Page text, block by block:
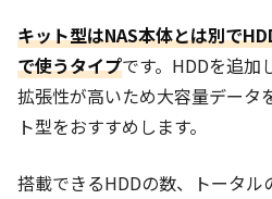
キット型はNAS本体とは別で
で使うタイプです。HDDを追加
拡張性が高いため大容量データ
ト型をおすすめします。
搭載できるHDDの数、トータル